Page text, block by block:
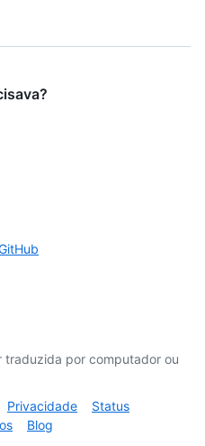
traduzida por computador ou
Privacidade
Status
Blog